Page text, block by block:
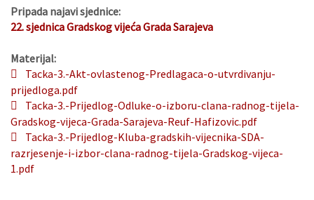
Pripada najavi sjednice:
22. sjednica Gradskog vijeća Grada Sarajeva
Materijal:
Tacka-3.-Akt-ovlastenog-Predlagaca-o-utvrdivanju-
prijedloga.pdf
Tacka-3.-Prijedlog-Odluke-o-izboru-clana-radnog-tijela-
Gradskog-vijeca-Grada-Sarajeva-Reuf-Hafizovic.pdf
Tacka-3.-Prijedlog-Kluba-gradskih-vijecnika-SDA-
razrjesenje-i-izbor-clana-radnog-tijela-Gradskog-vijeca-
1.pdf